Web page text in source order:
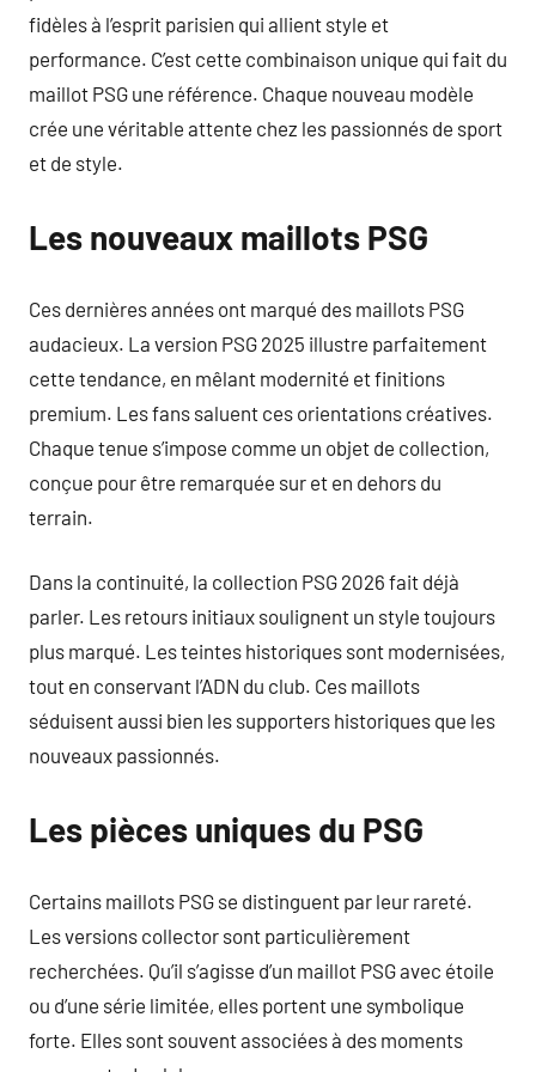
fidèles à l’esprit parisien qui allient style et
performance. C’est cette combinaison unique qui fait du
maillot PSG une référence. Chaque nouveau modèle
crée une véritable attente chez les passionnés de sport
et de style.
Les nouveaux maillots PSG
Ces dernières années ont marqué des maillots PSG
audacieux. La version PSG 2025 illustre parfaitement
cette tendance, en mêlant modernité et finitions
premium. Les fans saluent ces orientations créatives.
Chaque tenue s’impose comme un objet de collection,
conçue pour être remarquée sur et en dehors du
terrain.
Dans la continuité, la collection PSG 2026 fait déjà
parler. Les retours initiaux soulignent un style toujours
plus marqué. Les teintes historiques sont modernisées,
tout en conservant l’ADN du club. Ces maillots
séduisent aussi bien les supporters historiques que les
nouveaux passionnés.
Les pièces uniques du PSG
Certains maillots PSG se distinguent par leur rareté.
Les versions collector sont particulièrement
recherchées. Qu’il s’agisse d’un maillot PSG avec étoile
ou d’une série limitée, elles portent une symbolique
forte. Elles sont souvent associées à des moments